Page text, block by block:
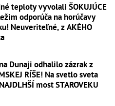
teploty vyvolali ŠOKUJÚCE
odporúča na horúčavy
Neuveriteľné, z AKÉHO
Dunaji odhalilo zázrak z
RÍŠE! Na svetlo sveta
most STAROVEKU